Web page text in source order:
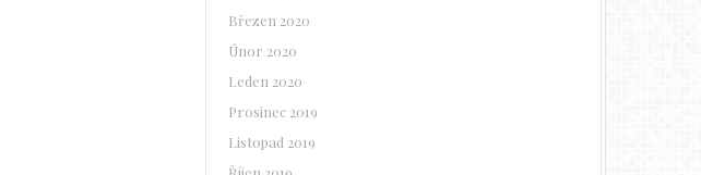
Březen 2020
Únor 2020
Leden 2020
Prosinec 2019
Listopad 2019